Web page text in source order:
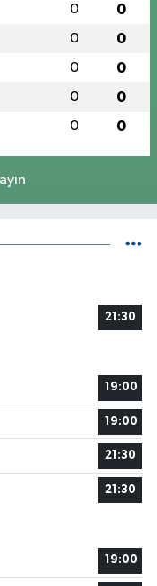
0 0
0 0
0 0
0 0
0 0
21:30
19:00
19:00
21:30
21:30
19:00